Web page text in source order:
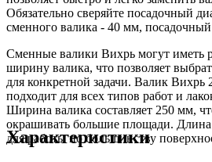
Обязательно сверяйте посадочный
сменного валика - 40 мм,
Сменные валики Вихрь могут иметь
ширину валика, что позволяет
для конкретной задачи. Валик Вихрь
подходит для всех типов работ и
Ширина валика составляет 250 мм,
окрашивать большие площади.
для работы по большинству
Характеристики